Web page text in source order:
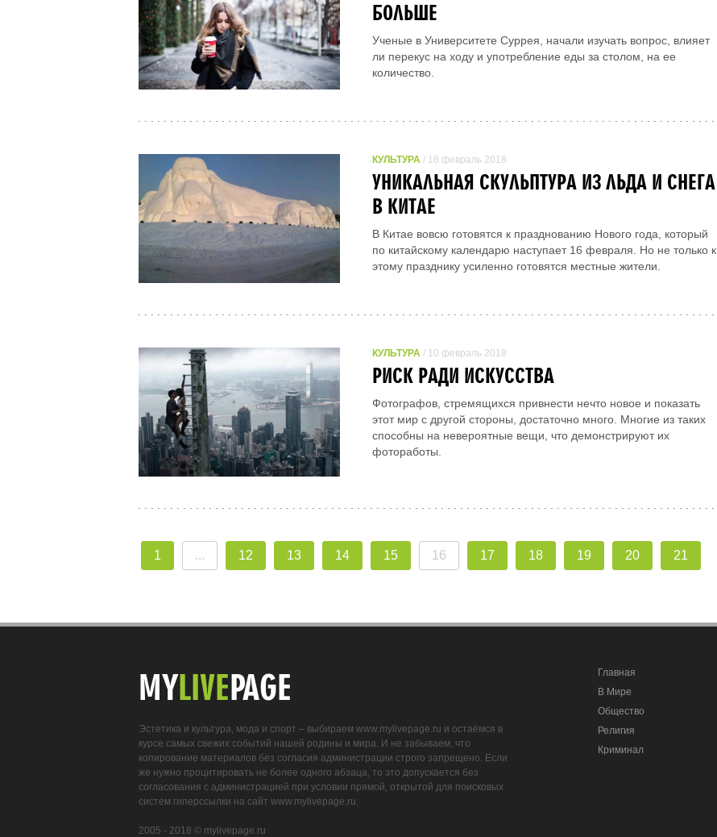
БОЛЬШЕ
Ученые в Университете Суррея, начали изучать вопрос, влияет
ли перекус на ходу и употребление еды за столом, на ее
количество.
КУЛЬТУРА / 16 февраль 2018
УНИКАЛЬНАЯ СКУЛЬПТУРА ИЗ ЛЬДА И СНЕГА
В КИТАЕ
В Китае вовсю готовятся к празднованию Нового года, который
по китайскому календарю наступает 16 февраля. Но не только к
этому празднику усиленно готовятся местные жители.
КУЛЬТУРА / 10 февраль 2018
РИСК РАДИ ИСКУССТВА
Фотографов, стремящихся привнести нечто новое и показать
этот мир с другой стороны, достаточно много. Многие из таких
способны на невероятные вещи, что демонстрируют их
фотоработы.
1 ... 12 13 14 15 16 17 18 19 20 21
MYLIVEPAGE
Эстетика и культура, мода и спорт – выбираем www.mylivepage.ru и остаёмся в
курсе самых свежих событий нашей родины и мира. И не забываем, что
копирование материалов без согласия администрации строго запрещено. Если
же нужно процитировать не более одного абзаца, то это допускается без
согласования с администрацией при условии прямой, открытой для поисковых
систем гиперссылки на сайт www.mylivepage.ru.
2005 - 2018 © mylivepage.ru
Главная
В Мире
Общество
Религия
Криминал